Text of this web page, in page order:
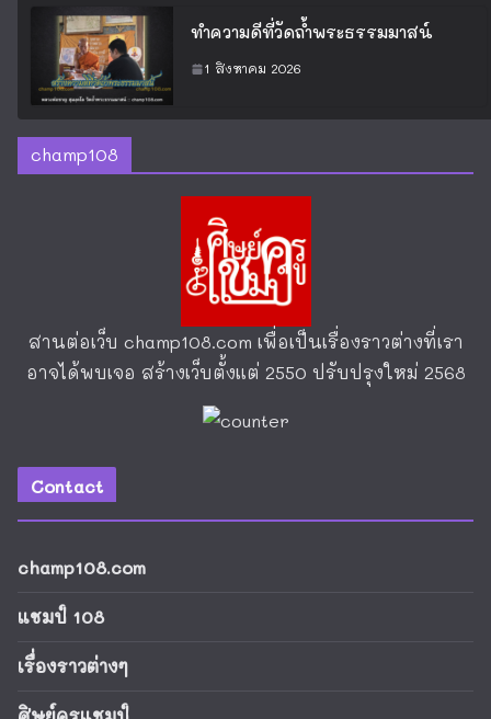
ทำความดีที่วัดถ้ำพระธรรมมาสน์
1 สิงหาคม 2026
champ108
สานต่อเว็บ champ108.com เพื่อเป็นเรื่องราวต่างที่เรา
อาจได้พบเจอ สร้างเว็บตั้งแต่ 2550 ปรับปรุงใหม่ 2568
Contact
champ108.com
แชมป์ 108
เรื่องราวต่างๆ